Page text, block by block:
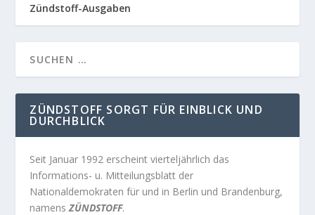
Zündstoff-Ausgaben
ZÜNDSTOFF SORGT FÜR EINBLICK UND
DURCHBLICK
Seit Januar 1992 erscheint vierteljährlich das
Informations- u. Mitteilungsblatt der
Nationaldemokraten für und in Berlin und Brandenburg,
namensZÜNDSTOFF.